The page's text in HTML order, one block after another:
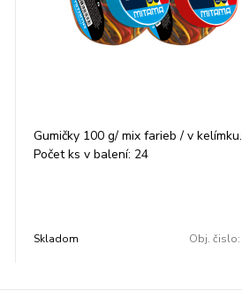
Gumičky 100 g/ mix farieb / v kelímku.
Počet ks v balení: 24
Skladom Obj. čislo: